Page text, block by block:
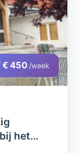
€ 450 /week
het